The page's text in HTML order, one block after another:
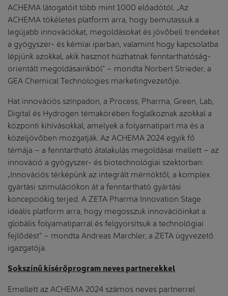
ACHEMA látogatóit több mint 1000 előadótól. „Az
ACHEMA tökéletes platform arra, hogy bemutassuk a
legújabb innovációkat, megoldásokat és jövőbeli trendeket
a gyógyszer- és kémiai iparban, valamint hogy kapcsolatba
lépjünk azokkal, akik hasznot húzhatnak fenntarthatóság-
orientált megoldásainkból” – mondta Norbert Strieder, a
GEA Chemical Technologies marketingvezetője.
Hat innovációs színpadon, a Process, Pharma, Green, Lab,
Digital és Hydrogen témakörében foglalkoznak azokkal a
központi kihívásokkal, amelyek a folyamatipart ma és a
közeljövőben mozgatják. Az ACHEMA 2024 egyik fő
témája – a fenntartható átalakulás megoldásai mellett – az
innováció a gyógyszer- és biotechnológiai szektorban:
„Innovációs térképünk az integrált mérnöktől, a komplex
gyártási szimulációkon át a fenntartható gyártási
koncepciókig terjed. A ZETA Pharma Innovation Stage
ideális platform arra, hogy megosszuk innovációinkat a
globális folyamatiparral és felgyorsítsuk a technológiai
fejlődést” – mondta Andreas Marchler, a ZETA ügyvezető
igazgatója.
Sokszínű kísérőprogram neves partnerekkel
Emellett az ACHEMA 2024 számos neves partnerrel